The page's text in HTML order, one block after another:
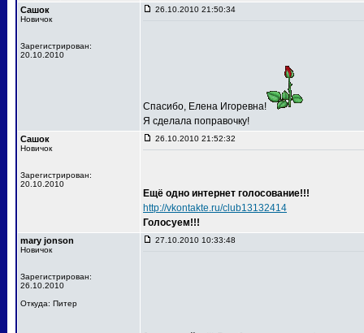
Сашок
Новичок
Зарегистрирован:
20.10.2010
26.10.2010 21:50:34
Спасибо, Елена Игоревна!
Я сделала поправочку!
Сашок
Новичок
Зарегистрирован:
20.10.2010
26.10.2010 21:52:32
Ещё одно интернет голосование!!!
http://vkontakte.ru/club13132414
Голосуем!!!
mary jonson
Новичок
Зарегистрирован:
26.10.2010
Откуда: Питер
27.10.2010 10:33:48